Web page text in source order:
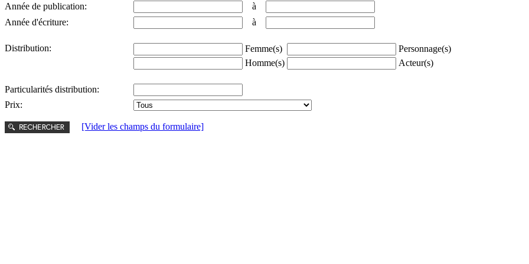
Année de publication:
à
Année d'écriture:
à
Distribution: Femme(s)
Personnage(s)
Homme(s)
Acteur(s)
Particularités distribution:
Prix:
[Vider les champs du formulaire]